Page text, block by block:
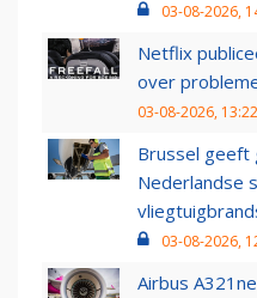
03-08-2026,
Netflix
over
03-08-2026, 13:22
Brussel geeft
Nederlandse
03-08-2026,
Airbus